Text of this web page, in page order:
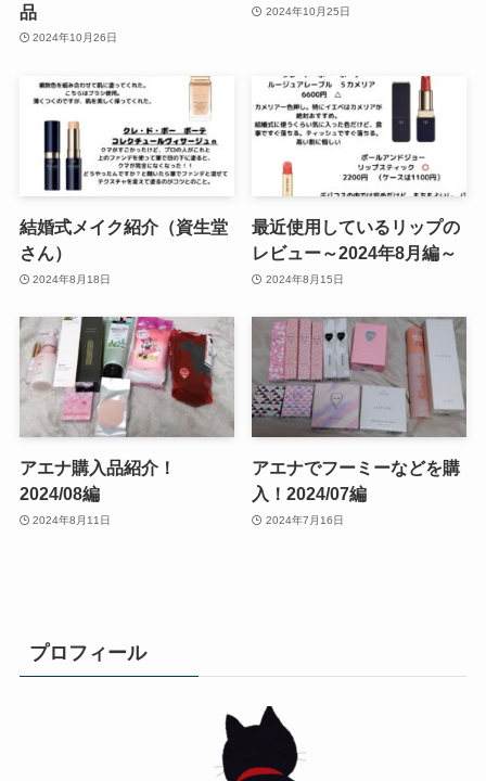
品
2024年10月26日
2024年10月25日
結婚式メイク紹介（資生堂
さん）
2024年8月18日
最近使用しているリップの
レビュー～2024年8月編～
2024年8月15日
アエナ購入品紹介！
2024/08編
2024年8月11日
アエナでフーミーなどを購
入！2024/07編
2024年7月16日
プロフィール